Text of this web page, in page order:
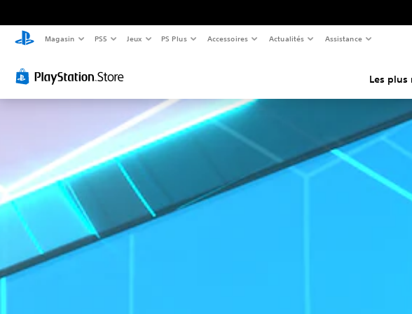
Magasin PS5 Jeux PS Plus Accessoires Actualités Assistance
Les plus